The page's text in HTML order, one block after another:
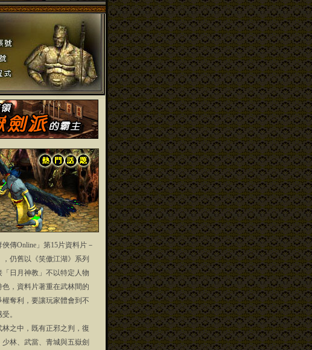
Online」第15片資料片－
，仍舊以《笑傲江湖》系列
「日月神教」不以特定人物
色，資料片著重在武林間的
權奪利，要讓玩家體會到不
。
之中，既有正邪之判，復
林、武當、青城與五嶽劍